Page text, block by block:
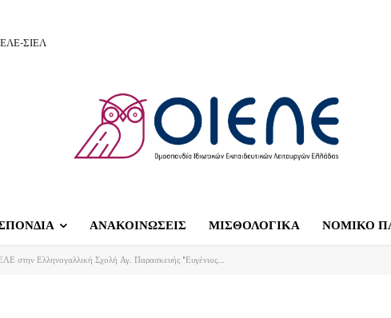
ΣΙΕΛ
ΑΝΑΚΟΙΝΩΣΕΙΣ ΜΙΣΘΟΛΟΓΙΚΑ ΝΟΜΙΚΟ
στην Ελληνογαλλική Σχολή Αγ. Παρασκευής "Ευγένιος...